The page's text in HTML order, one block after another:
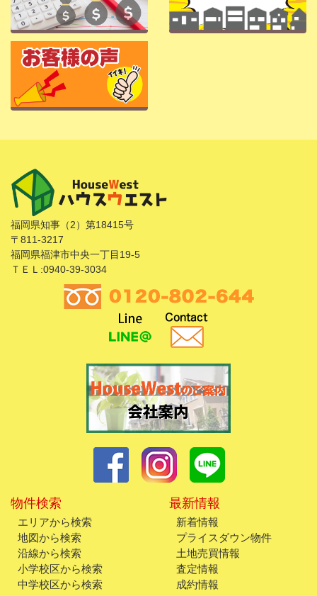
福岡県知事（2）第18415号
〒811-3217
福岡県福津市中央一丁目19-5
ＴＥＬ:0940-39-3034
物件検索
エリアから検索
地図から検索
沿線から検索
小学校区から検索
中学校区から検索
最新情報
新着情報
プライスダウン物件
土地売買情報
査定情報
成約情報